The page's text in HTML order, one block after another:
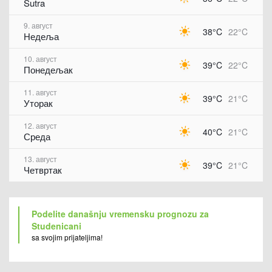
Sutra
9. август
Недеља 38°C 22°C
10. август
Понедељак 39°C 22°C
11. август
Уторак 39°C 21°C
12. август
Среда 40°C 21°C
13. август
Четвртак 39°C 21°C
Podelite današnju vremensku prognozu za
Studenicani
sa svojim prijateljima!